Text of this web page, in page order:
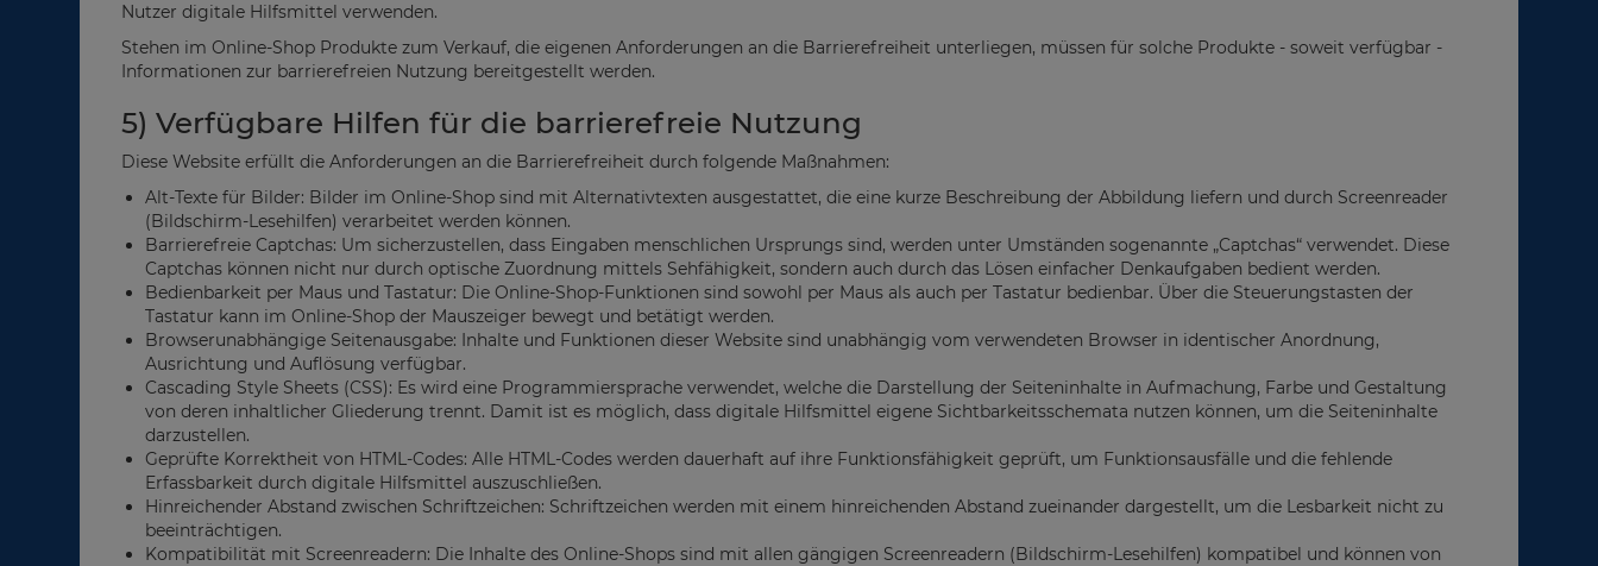
Nutzer digitale Hilfsmittel verwenden.
Stehen im Online-Shop Produkte zum Verkauf, die eigenen Anforderungen an die Barrierefreiheit unterliegen, müssen für solche Produkte - soweit verfügbar -
Informationen zur barrierefreien Nutzung bereitgestellt werden.
5) Verfügbare Hilfen für die barrierefreie Nutzung
Diese Website erfüllt die Anforderungen an die Barrierefreiheit durch folgende Maßnahmen:
Alt-Texte für Bilder: Bilder im Online-Shop sind mit Alternativtexten ausgestattet, die eine kurze Beschreibung der Abbildung liefern und durch Screenreader
(Bildschirm-Lesehilfen) verarbeitet werden können.
Barrierefreie Captchas: Um sicherzustellen, dass Eingaben menschlichen Ursprungs sind, werden unter Umständen sogenannte „Captchas“ verwendet. Diese
Captchas können nicht nur durch optische Zuordnung mittels Sehfähigkeit, sondern auch durch das Lösen einfacher Denkaufgaben bedient werden.
Bedienbarkeit per Maus und Tastatur: Die Online-Shop-Funktionen sind sowohl per Maus als auch per Tastatur bedienbar. Über die Steuerungstasten der
Tastatur kann im Online-Shop der Mauszeiger bewegt und betätigt werden.
Browserunabhängige Seitenausgabe: Inhalte und Funktionen dieser Website sind unabhängig vom verwendeten Browser in identischer Anordnung,
Ausrichtung und Auflösung verfügbar.
Cascading Style Sheets (CSS): Es wird eine Programmiersprache verwendet, welche die Darstellung der Seiteninhalte in Aufmachung, Farbe und Gestaltung
von deren inhaltlicher Gliederung trennt. Damit ist es möglich, dass digitale Hilfsmittel eigene Sichtbarkeitsschemata nutzen können, um die Seiteninhalte
darzustellen.
Geprüfte Korrektheit von HTML-Codes: Alle HTML-Codes werden dauerhaft auf ihre Funktionsfähigkeit geprüft, um Funktionsausfälle und die fehlende
Erfassbarkeit durch digitale Hilfsmittel auszuschließen.
Hinreichender Abstand zwischen Schriftzeichen: Schriftzeichen werden mit einem hinreichenden Abstand zueinander dargestellt, um die Lesbarkeit nicht zu
beeinträchtigen.
Kompatibilität mit Screenreadern: Die Inhalte des Online-Shops sind mit allen gängigen Screenreadern (Bildschirm-Lesehilfen) kompatibel und können von